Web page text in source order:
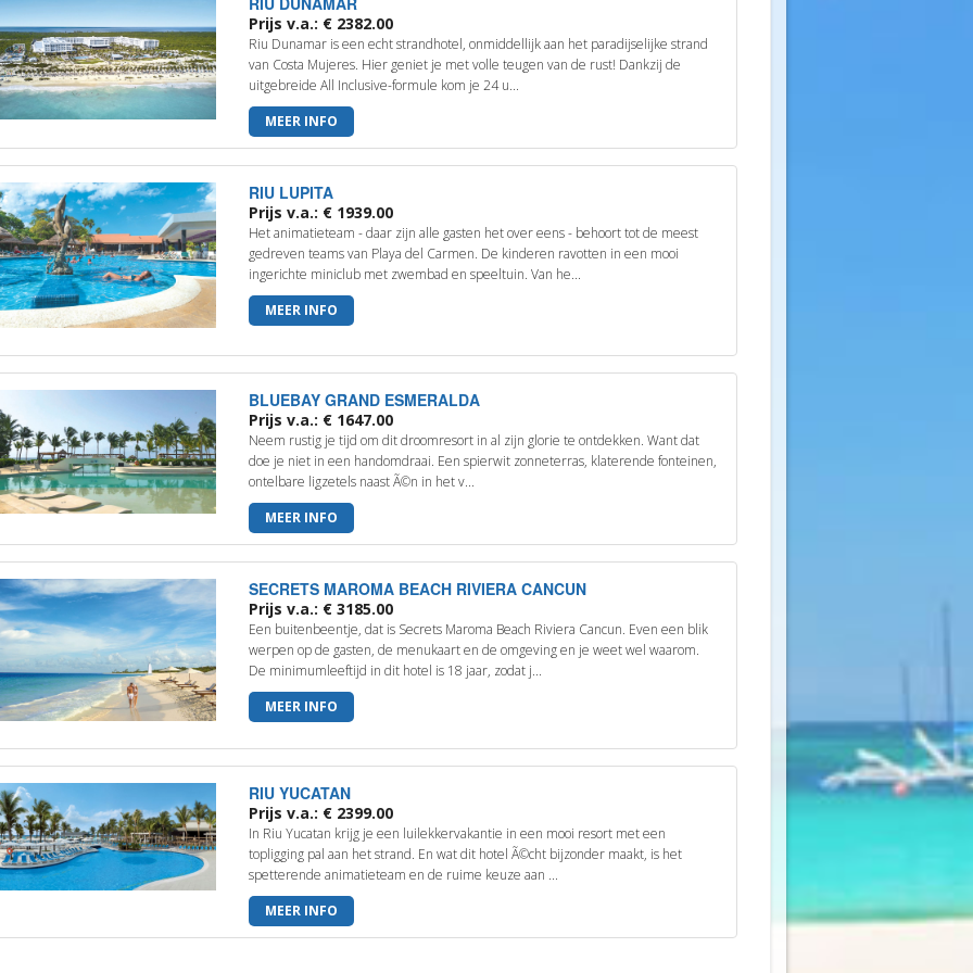
Prijs v.a.: € 2382.00
Riu Dunamar is een echt strandhotel, onmiddellijk aan het paradijselijke strand
van Costa Mujeres. Hier geniet je met volle teugen van de rust! Dankzij de
uitgebreide All Inclusive-formule kom je 24 u...
MEER INFO
RIU LUPITA
Prijs v.a.: € 1939.00
Het animatieteam - daar zijn alle gasten het over eens - behoort tot de meest
gedreven teams van Playa del Carmen. De kinderen ravotten in een mooi
ingerichte miniclub met zwembad en speeltuin. Van he...
MEER INFO
BLUEBAY GRAND ESMERALDA
Prijs v.a.: € 1647.00
Neem rustig je tijd om dit droomresort in al zijn glorie te ontdekken. Want dat
doe je niet in een handomdraai. Een spierwit zonneterras, klaterende fonteinen,
ontelbare ligzetels naast Ã©n in het v...
MEER INFO
SECRETS MAROMA BEACH RIVIERA CANCUN
Prijs v.a.: € 3185.00
Een buitenbeentje, dat is Secrets Maroma Beach Riviera Cancun. Even een blik
werpen op de gasten, de menukaart en de omgeving en je weet wel waarom.
De minimumleeftijd in dit hotel is 18 jaar, zodat j...
MEER INFO
RIU YUCATAN
Prijs v.a.: € 2399.00
In Riu Yucatan krijg je een luilekkervakantie in een mooi resort met een
topligging pal aan het strand. En wat dit hotel Ã©cht bijzonder maakt, is het
spetterende animatieteam en de ruime keuze aan ...
MEER INFO